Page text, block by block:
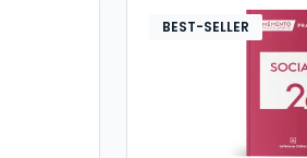
du travail, Mutuelle…).
BEST-SELLER